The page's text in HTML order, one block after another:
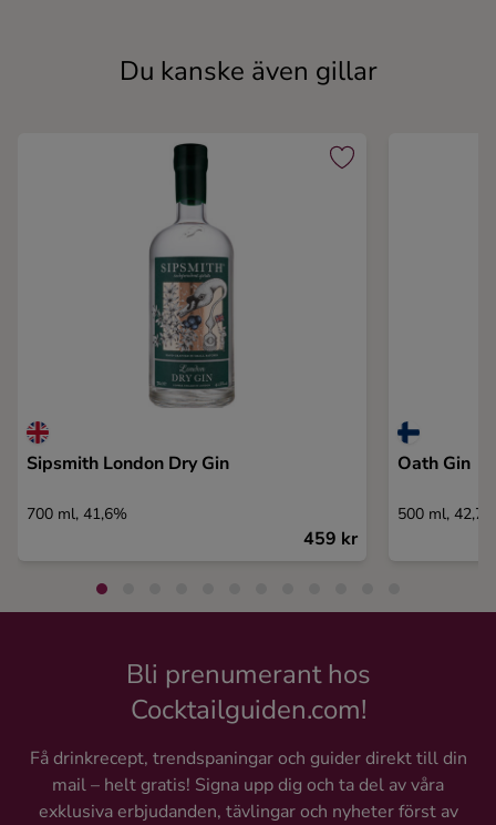
Du kanske även gillar
Sipsmith London Dry Gin
700 ml, 41,6%
459 kr
Oath Gin
500 ml,
Bli prenumerant hos
Cocktailguiden.com!
Få drinkrecept, trendspaningar och guider direkt till din
mail – helt gratis! Signa upp dig och ta del av våra
exklusiva erbjudanden, tävlingar och nyheter först av